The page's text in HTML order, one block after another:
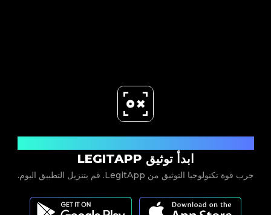
ابدأ توثيق LEGITAPP
جرب قوة تكنولوجيا التوثيق من LegitApp. قم بتنزيل التطبيق اليوم.